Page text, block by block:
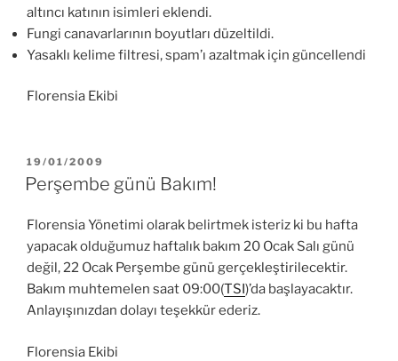
altıncı katının isimleri eklendi.
Fungi canavarlarının boyutları düzeltildi.
Yasaklı kelime filtresi, spam’ı azaltmak için güncellendi
Florensia Ekibi
YAYIM
TARIHI
19/01/2009
Perşembe günü Bakım!
Florensia Yönetimi olarak belirtmek isteriz ki bu hafta
yapacak olduğumuz haftalık bakım 20 Ocak Salı günü
değil, 22 Ocak Perşembe günü gerçekleştirilecektir.
Bakım muhtemelen saat 09:00(TSI)’da başlayacaktır.
Anlayışınızdan dolayı teşekkür ederiz.
Florensia Ekibi